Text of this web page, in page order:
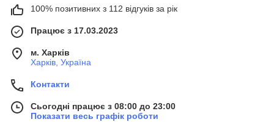
100% позитивних з 112 відгуків за рік
Працює з 17.03.2023
м. Харків
Харків, Україна
Контакти
Сьогодні працює з 08:00 до 23:00
Показати весь графік роботи